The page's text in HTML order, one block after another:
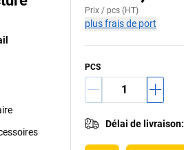
Prix / pcs (HT)
plus frais de port
PCS
Délai de livraison: